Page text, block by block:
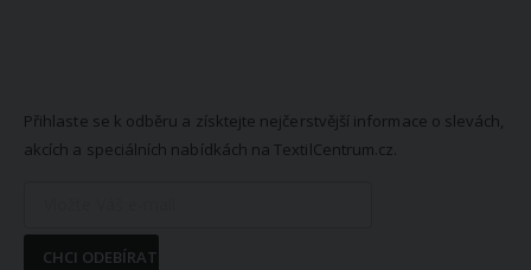
Přihlaste se k odběru a získtejte nejčerstvější informace o slevách,
akcích a speciálních nabídkách na TextilCentrum.cz.
CHCI ODEBÍRAT